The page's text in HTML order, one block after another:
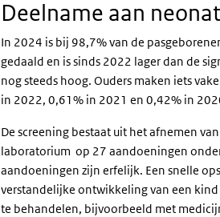
Deelname aan
In 2024 is bij 98,7% van de
gedaald en is sinds 2022 lager dan de
nog steeds hoog. Ouders maken iets
in 2022, 0,61% in 2021 en 0,42% in
De screening bestaat uit het afnemen
laboratorium op 27 aandoeningen
aandoeningen zijn erfelijk. Een snelle
verstandelijke ontwikkeling van een
te behandelen, bijvoorbeeld met